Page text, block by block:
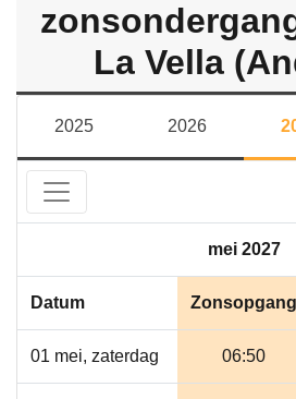
La Vella
2025 2026
mei 2027
Datum Zonsopgang
01 mei, zaterdag 06:50